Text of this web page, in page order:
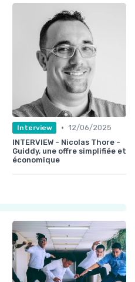
Interview • 12/06/2025
INTERVIEW - Nicolas Thore -
Guiddy, une offre simplifiée et
économique